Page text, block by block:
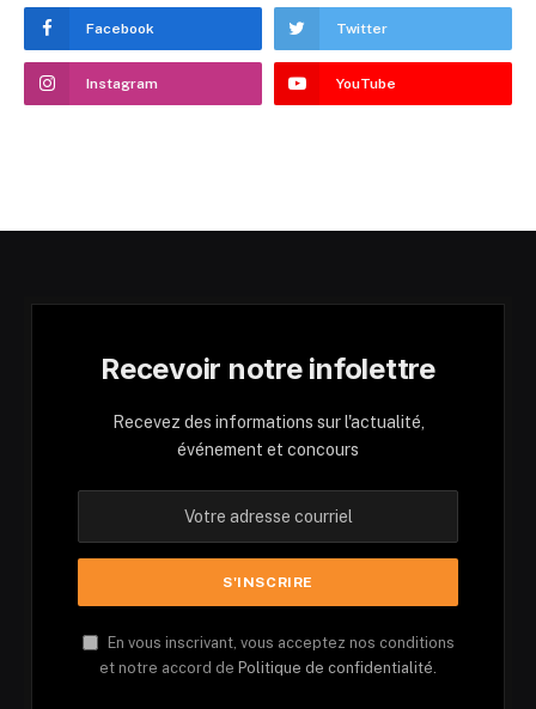
Facebook Twitter
Instagram YouTube
Recevoir notre infolettre
Recevez des informations sur l'actualité,
événement et concours
En vous inscrivant, vous acceptez nos conditions
et notre accord de Politique de confidentialité.